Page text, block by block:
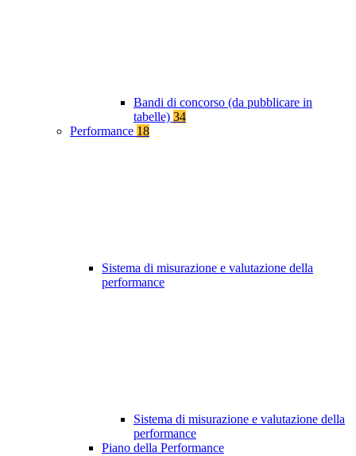
Bandi di concorso (da pubblicare in
tabelle) 34
Performance 18
Sistema di misurazione e valutazione della
performance
Sistema di misurazione e valutazione della
performance
Piano della Performance